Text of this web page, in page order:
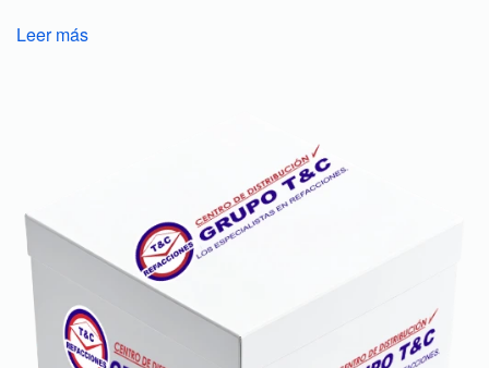
Leer más